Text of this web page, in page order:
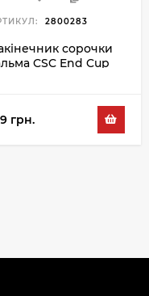
2800283
сорочки
CSC End Cup
грн.